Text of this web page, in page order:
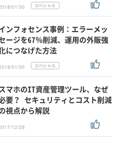
01/30
ンフォセンス事例：エラーメッ
ージを67％削減、運用の外販強
につなげた方法
01/30
マホのIT資産管理ツール、なぜ
要？ セキュリティとコスト削減
視点から解説
12/28